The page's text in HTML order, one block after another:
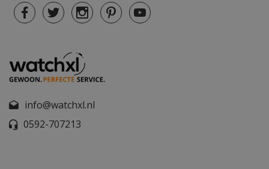
info@watchxl.nl
0592-707213